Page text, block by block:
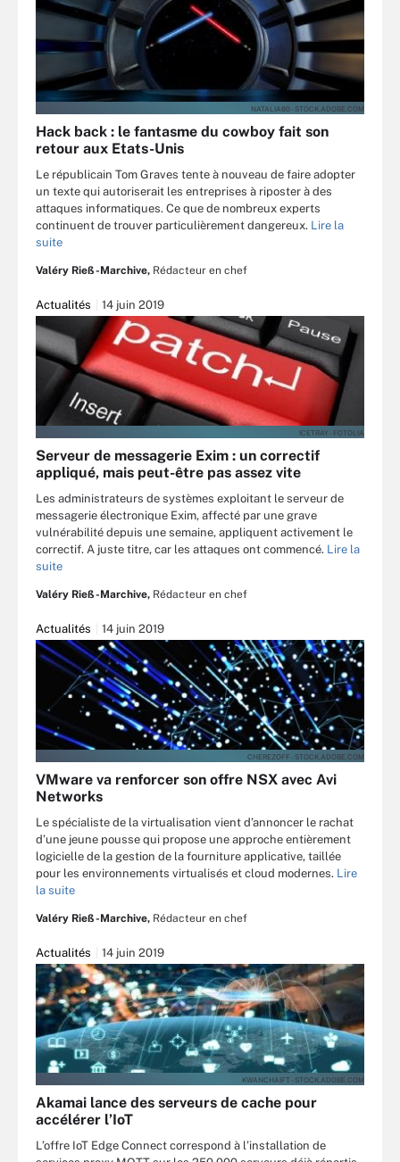
NATALIA80 - STOCK.ADOBE.COM
Hack back : le fantasme du cowboy fait son
retour aux Etats-Unis
Le républicain Tom Graves tente à nouveau de faire adopter
un texte qui autoriserait les entreprises à riposter à des
attaques informatiques. Ce que de nombreux experts
continuent de trouver particulièrement dangereux. Lire la
suite
Valéry Rieß-Marchive, Rédacteur en chef
Actualités 14 juin 2019
ICETRAY - FOTOLIA
Serveur de messagerie Exim : un correctif
appliqué, mais peut-être pas assez vite
Les administrateurs de systèmes exploitant le serveur de
messagerie électronique Exim, affecté par une grave
vulnérabilité depuis une semaine, appliquent activement le
correctif. A juste titre, car les attaques ont commencé. Lire la
suite
Valéry Rieß-Marchive, Rédacteur en chef
Actualités 14 juin 2019
CHEREZOFF - STOCK.ADOBE.COM
VMware va renforcer son offre NSX avec Avi
Networks
Le spécialiste de la virtualisation vient d’annoncer le rachat
d’une jeune pousse qui propose une approche entièrement
logicielle de la gestion de la fourniture applicative, taillée
pour les environnements virtualisés et cloud modernes. Lire
la suite
Valéry Rieß-Marchive, Rédacteur en chef
Actualités 14 juin 2019
KWANCHAIFT - STOCK.ADOBE.COM
Akamai lance des serveurs de cache pour
accélérer l’IoT
L’offre IoT Edge Connect correspond à l’installation de